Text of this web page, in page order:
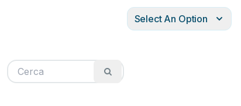
Select An Option